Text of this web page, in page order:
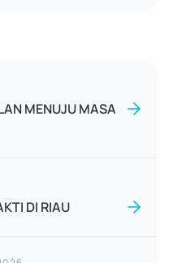
MENUJU MASA
DI RIAU